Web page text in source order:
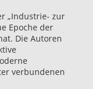
„Industrie- zur
Epoche der
Die Autoren
verbundenen